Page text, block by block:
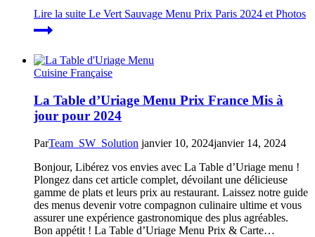
Lire la suite Le Vert Sauvage Menu Prix Paris 2024 et Photos
Cuisine Française
La Table d’Uriage Menu Prix France Mis à
jour pour 2024
ParTeam_SW_Solution janvier 10, 2024janvier 14, 2024
Bonjour, Libérez vos envies avec La Table d’Uriage menu !
Plongez dans cet article complet, dévoilant une délicieuse
gamme de plats et leurs prix au restaurant. Laissez notre guide
des menus devenir votre compagnon culinaire ultime et vous
assurer une expérience gastronomique des plus agréables.
Bon appétit ! La Table d’Uriage Menu Prix & Carte…